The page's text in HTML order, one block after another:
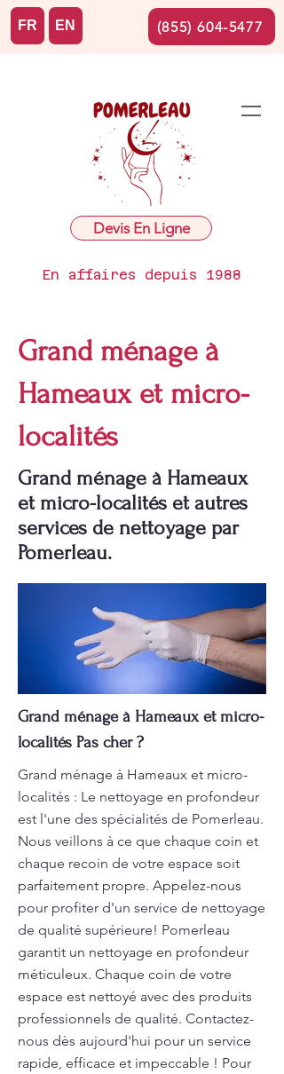
Devis En Ligne
En affaires depuis 1988
FR EN (855) 604-5477
Grand ménage à
Hameaux et micro-
localités
Grand ménage à Hameaux
et micro-localités et autres
services de nettoyage par
Pomerleau.
Grand ménage à Hameaux et micro-
localités Pas cher ?
Grand ménage à Hameaux et micro-
localités : Le nettoyage en profondeur
est l'une des spécialités de Pomerleau.
Nous veillons à ce que chaque coin et
chaque recoin de votre espace soit
parfaitement propre. Appelez-nous
pour profiter d'un service de nettoyage
de qualité supérieure! Pomerleau
garantit un nettoyage en profondeur
méticuleux. Chaque coin de votre
espace est nettoyé avec des produits
professionnels de qualité. Contactez-
nous dès aujourd'hui pour un service
rapide, efficace et impeccable ! Pour